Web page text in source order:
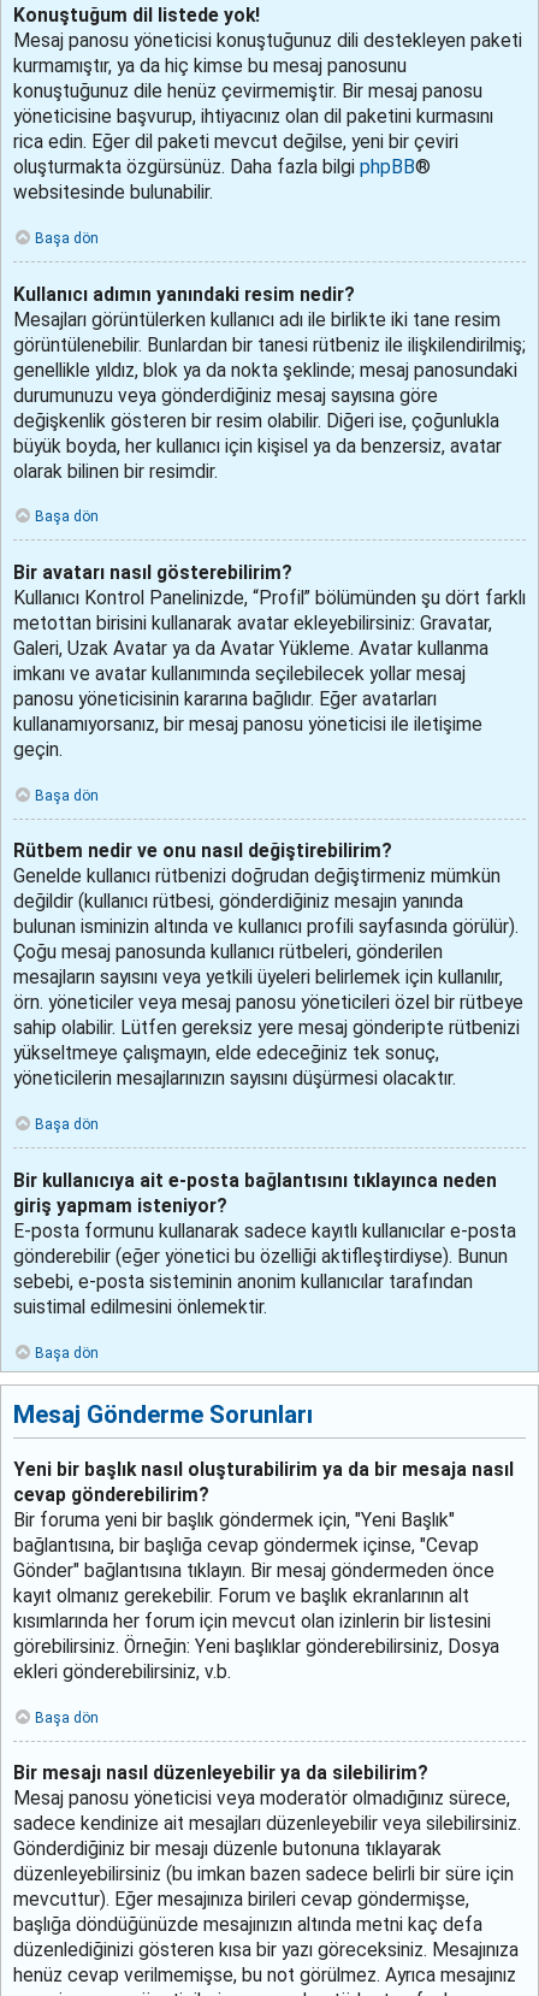
Konuştuğum dil listede yok!
Mesaj panosu yöneticisi konuştuğunuz dili destekleyen paketi
kurmamıştır, ya da hiç kimse bu mesaj panosunu
konuştuğunuz dile henüz çevirmemiştir. Bir mesaj panosu
yöneticisine başvurup, ihtiyacınız olan dil paketini kurmasını
rica edin. Eğer dil paketi mevcut değilse, yeni bir çeviri
oluşturmakta özgürsünüz. Daha fazla bilgi phpBB®
websitesinde bulunabilir.
Başa dön
Kullanıcı adımın yanındaki resim nedir?
Mesajları görüntülerken kullanıcı adı ile birlikte iki tane resim
görüntülenebilir. Bunlardan bir tanesi rütbeniz ile ilişkilendirilmiş;
genellikle yıldız, blok ya da nokta şeklinde; mesaj panosundaki
durumunuzu veya gönderdiğiniz mesaj sayısına göre
değişkenlik gösteren bir resim olabilir. Diğeri ise, çoğunlukla
büyük boyda, her kullanıcı için kişisel ya da benzersiz, avatar
olarak bilinen bir resimdir.
Başa dön
Bir avatarı nasıl gösterebilirim?
Kullanıcı Kontrol Panelinizde, “Profil” bölümünden şu dört farklı
metottan birisini kullanarak avatar ekleyebilirsiniz: Gravatar,
Galeri, Uzak Avatar ya da Avatar Yükleme. Avatar kullanma
imkanı ve avatar kullanımında seçilebilecek yollar mesaj
panosu yöneticisinin kararına bağlıdır. Eğer avatarları
kullanamıyorsanız, bir mesaj panosu yöneticisi ile iletişime
geçin.
Başa dön
Rütbem nedir ve onu nasıl değiştirebilirim?
Genelde kullanıcı rütbenizi doğrudan değiştirmeniz mümkün
değildir (kullanıcı rütbesi, gönderdiğiniz mesajın yanında
bulunan isminizin altında ve kullanıcı profili sayfasında görülür).
Çoğu mesaj panosunda kullanıcı rütbeleri, gönderilen
mesajların sayısını veya yetkili üyeleri belirlemek için kullanılır,
örn. yöneticiler veya mesaj panosu yöneticileri özel bir rütbeye
sahip olabilir. Lütfen gereksiz yere mesaj gönderipte rütbenizi
yükseltmeye çalışmayın, elde edeceğiniz tek sonuç,
yöneticilerin mesajlarınızın sayısını düşürmesi olacaktır.
Başa dön
Bir kullanıcıya ait e-posta bağlantısını tıklayınca neden
giriş yapmam isteniyor?
E-posta formunu kullanarak sadece kayıtlı kullanıcılar e-posta
gönderebilir (eğer yönetici bu özelliği aktifleştirdiyse). Bunun
sebebi, e-posta sisteminin anonim kullanıcılar tarafından
suistimal edilmesini önlemektir.
Başa dön
Mesaj Gönderme Sorunları
Yeni bir başlık nasıl oluşturabilirim ya da bir mesaja nasıl
cevap gönderebilirim?
Bir foruma yeni bir başlık göndermek için, "Yeni Başlık"
bağlantısına, bir başlığa cevap göndermek içinse, "Cevap
Gönder" bağlantısına tıklayın. Bir mesaj göndermeden önce
kayıt olmanız gerekebilir. Forum ve başlık ekranlarının alt
kısımlarında her forum için mevcut olan izinlerin bir listesini
görebilirsiniz. Örneğin: Yeni başlıklar gönderebilirsiniz, Dosya
ekleri gönderebilirsiniz, v.b.
Başa dön
Bir mesajı nasıl düzenleyebilir ya da silebilirim?
Mesaj panosu yöneticisi veya moderatör olmadığınız sürece,
sadece kendinize ait mesajları düzenleyebilir veya silebilirsiniz.
Gönderdiğiniz bir mesajı düzenle butonuna tıklayarak
düzenleyebilirsiniz (bu imkan bazen sadece belirli bir süre için
mevcuttur). Eğer mesajınıza birileri cevap göndermişse,
başlığa döndüğünüzde mesajınızın altında metni kaç defa
düzenlediğinizi gösteren kısa bir yazı göreceksiniz. Mesajınıza
henüz cevap verilmemişse, bu not görülmez. Ayrıca mesajınız